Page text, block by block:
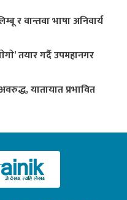
र वान्तवा भाषा अनिवार्य
तयार गर्दै उपमहानगर
यातायात प्रभावित